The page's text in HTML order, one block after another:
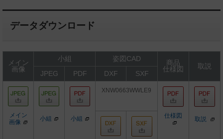
データダウンロード
メイン
画像
小組 姿図CAD
商品
仕様図
取説
JPEG
PDF DXF SXF
メイン
画像
小組 小組
XNW0663WWLE9
仕様図 取説